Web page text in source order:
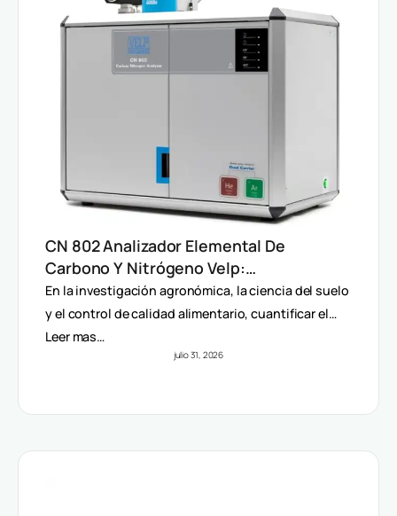
CN 802 Analizador Elemental De
Carbono Y Nitrógeno Velp:
Determinación Rápida Por Método
Dumas (TC, TOC, TIC Y TN)
En la investigación agronómica, la ciencia del suelo
y el control de calidad alimentario, cuantificar el…
Leer mas…
julio 31, 2026